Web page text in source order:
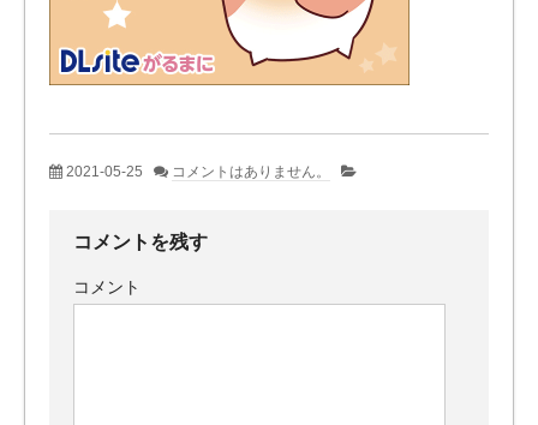
2021-05-25 コメントはありません。
コメントを残す
コメント